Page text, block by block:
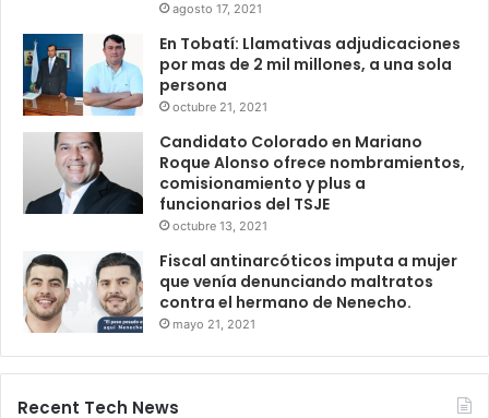
agosto 17, 2021
En Tobatí: Llamativas adjudicaciones
por mas de 2 mil millones, a una sola
persona
octubre 21, 2021
Candidato Colorado en Mariano
Roque Alonso ofrece nombramientos,
comisionamiento y plus a
funcionarios del TSJE
octubre 13, 2021
Fiscal antinarcóticos imputa a mujer
que venía denunciando maltratos
contra el hermano de Nenecho.
mayo 21, 2021
Recent Tech News